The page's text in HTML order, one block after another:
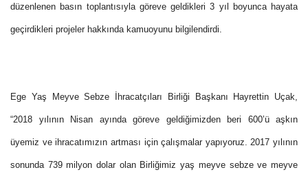
düzenlenen basın toplantısıyla göreve geldikleri 3 yıl boyunca hayata
geçirdikleri projeler hakkında kamuoyunu bilgilendirdi.
Ege Yaş Meyve Sebze İhracatçıları Birliği Başkanı Hayrettin Uçak,
“2018 yılının Nisan ayında göreve geldiğimizden beri 600’ü aşkın
üyemiz ve ihracatımızın artması için çalışmalar yapıyoruz. 2017 yılının
sonunda 739 milyon dolar olan Birliğimiz yaş meyve sebze ve meyve